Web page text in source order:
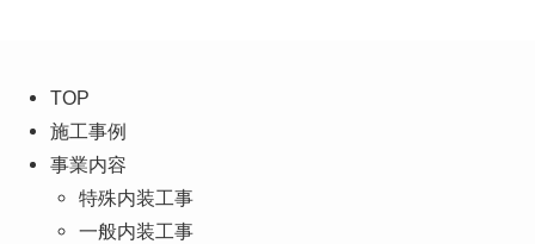
TOP
施工事例
事業内容
特殊内装工事
一般内装工事